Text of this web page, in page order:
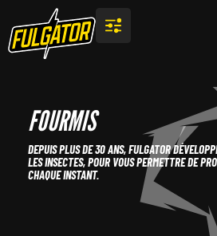
FOURMIS
DEPUIS PLUS DE 30 ANS, FULGATOR
LES INSECTES, POUR VOUS PERMETTRE DE
CHAQUE INSTANT.